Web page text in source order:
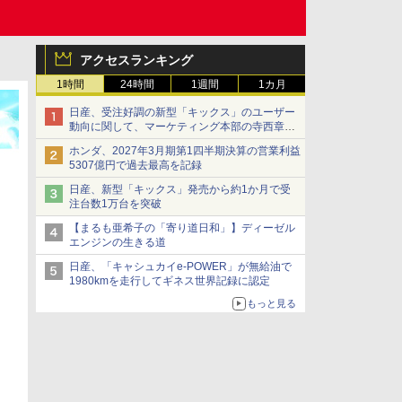
アクセスランキング
1時間 24時間 1週間 1カ月
日産、受注好調の新型「キックス」のユーザー
動向に関して、マーケティング本部の寺西章氏
が解説
ホンダ、2027年3月期第1四半期決算の営業利益
5307億円で過去最高を記録
日産、新型「キックス」発売から約1か月で受
注台数1万台を突破
【まるも亜希子の「寄り道日和」】ディーゼル
エンジンの生きる道
日産、「キャシュカイe-POWER」が無給油で
1980kmを走行してギネス世界記録に認定
もっと見る